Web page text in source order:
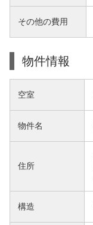
その他の費用
物件情報
空室
物件名
住所
構造